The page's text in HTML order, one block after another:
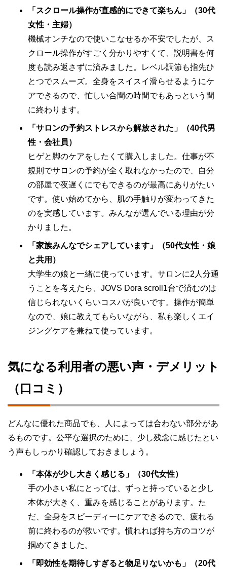
「スクロール操作が直感的にできて楽ちん」（30代
女性・主婦）
機械オンチなので使いこなせるか不安でしたが、ス
クロール操作がすごく分かりやすくて、説明書を何
度も読み返さずに済みました。レベル調節も指先ひ
とつでスムーズ。全身をスイスイ滑らせるようにケ
アできるので、忙しい合間の時間でもあっという間
に終わります。
「サロンの予約ストレスから解放された」（40代男
性・会社員）
ヒゲと脚のケアをしたくて購入しました。仕事が不
規則でサロンの予約が全く取れなかったので、自分
の部屋で夜遅くにでもできるのが最高にありがたい
です。使い始めてから、肌の手触りが変わってきた
のを実感しています。みんなが選んでいる理由が分
かりました。
「家族みんなでシェアしています」（50代女性・娘
と共用）
大学生の娘と一緒に使っています。サロンに2人分通
うことを考えたら、JOVS Dora scroll1台で済むのは
信じられないくらいコスパが良いです。操作が簡単
なので、娘に教えてもらいながら、私も楽しくエイ
ジングケアを兼ねて使っています。
気になる利用者の悪い声・デメリット
（口コミ）
どんなに優れた商品でも、人によっては合わない部分があ
るものです。公平な選択のために、少し残念に感じたとい
う声もしっかり確認しておきましょう。
「本体が少し大きく感じる」（30代女性）
手の小さい私にとっては、ずっと持っていると少し
本体が大きく、重みを感じることがあります。た
だ、全身をスピーディーにケアできるので、疲れる
前に終わるのが救いです。慣れれば持ち方のコツが
掴めてきました。
「即効性を期待しすぎると物足りないかも」（20代